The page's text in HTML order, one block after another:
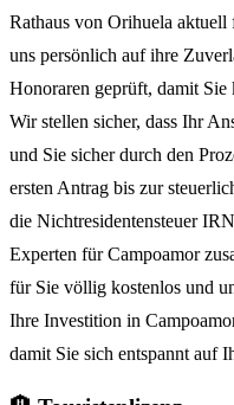
Rathaus von Orihuela
uns persönlich auf ihre
Honoraren geprüft, damit Sie
Wir stellen sicher, dass Ihr
und Sie sicher durch den
ersten Antrag bis zur
die Nichtresidentensteuer
Experten für Campoamor
für Sie völlig kostenlos und
Ihre Investition in
damit Sie sich entspannt auf